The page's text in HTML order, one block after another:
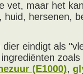
vet, maar het
huid, hersenen,
eindigt als
zoals
(E1000),